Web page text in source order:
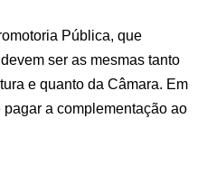
Pública, que
ser as mesmas tanto
e quanto da Câmara. Em
a complementação ao